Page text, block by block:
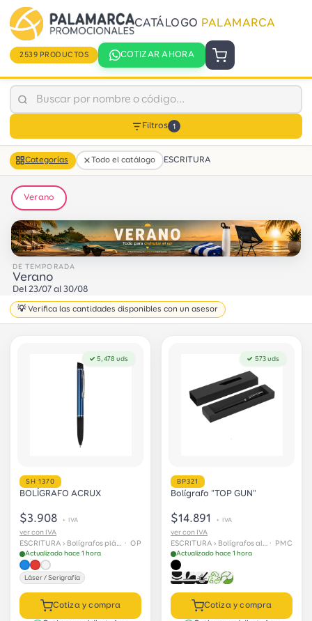
CATÁLOGO PALAMARCA
2539 PRODUCTOS COTIZAR AHORA
Filtros 1
Categorías Todo el catálogo ESCRITURA
Verano
DE TEMPORADA
Verano
Del 23/07 al 30/08
💡 Verifica las cantidades disponibles con un asesor
✓ 5,478 uds
SH 1370
BOLÍGRAFO ACRUX
$3.908 + IVA
ver con IVA
· OP
Actualizado hace 1 hora
Láser / Serigrafía
Cotiza y compra
✓ 573 uds
BP321
Bolígrafo "TOP GUN"
$14.891 + IVA
ver con IVA
· PMC
Actualizado hace 1 hora
Cotiza y compra